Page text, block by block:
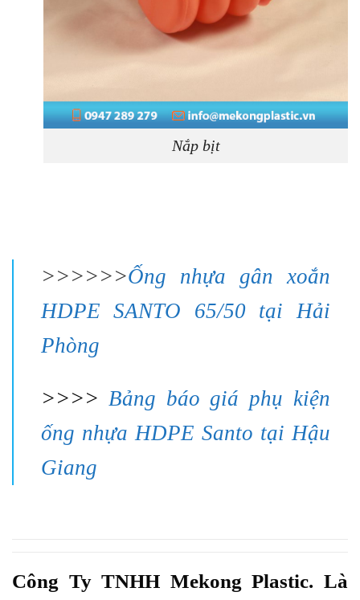
Nắp bịt
>>>>>>Ống nhựa gân xoắn
HDPE SANTO 65/50 tại Hải
Phòng
>>>> Bảng báo giá phụ kiện
ống nhựa HDPE Santo tại Hậu
Giang
Công Ty TNHH Mekong Plastic. Là